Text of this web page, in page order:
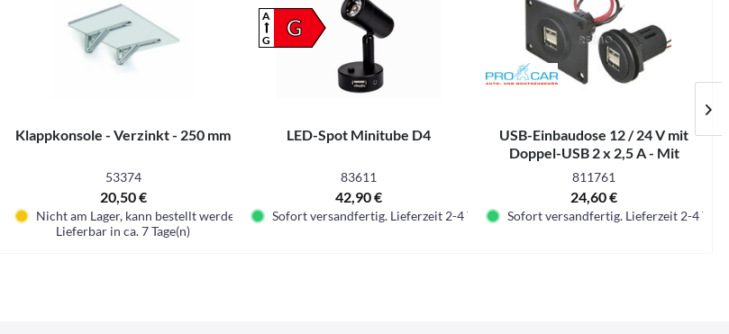
Klappkonsole - Verzinkt - 250 mm
53374
20,50 €
Nicht am Lager, kann bestellt werden
Lieferbar in ca. 7 Tage(n)
G
A
G
LED-Spot Minitube D4
83611
42,90 €
Sofort versandfertig. Lieferzeit 2-4 Tage.
USB-Einbaudose 12 / 24 V mit
Doppel-USB 2 x 2,5 A - Mit
Montageplatte
811761
24,60 €
Sofort versandfertig. Lieferzeit 2-4 Tage.